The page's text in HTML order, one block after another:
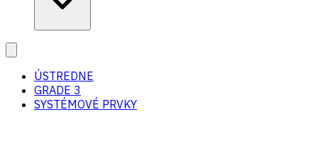
ÚSTREDNE
GRADE 3
SYSTÉMOVÉ PRVKY